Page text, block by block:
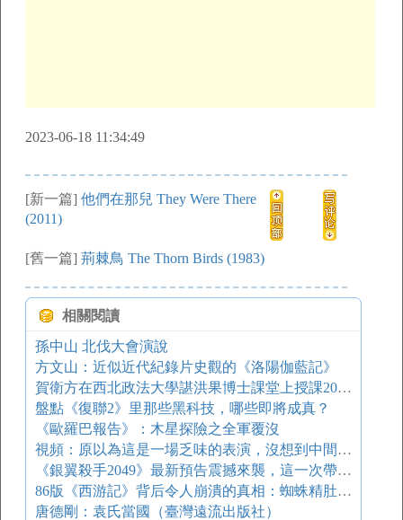
2023-06-18 11:34:49
[新一篇] 他們在那兒 They Were There
(2011)
[舊一篇] 荊棘鳥 The Thorn Birds (1983)
相關閱讀
孫中山 北伐大會演說
方文山：近似近代紀錄片史觀的《洛陽伽藍記》
賀衛方在西北政法大學諶洪果博士課堂上授課20120428
盤點《復聯2》里那些黑科技，哪些即將成真？
《歐羅巴報告》：木星探險之全軍覆沒
視頻：原以為這是一場乏味的表演，沒想到中間那個小胖妞竟讓全場樂翻天！
《銀翼殺手2049》最新預告震撼來襲，這一次帶給你的不止是炸裂！
86版《西游記》背后令人崩潰的真相：蜘蛛精肚臍吐絲竟用男演員裸替
唐德剛：袁氏當國（臺灣遠流出版社）